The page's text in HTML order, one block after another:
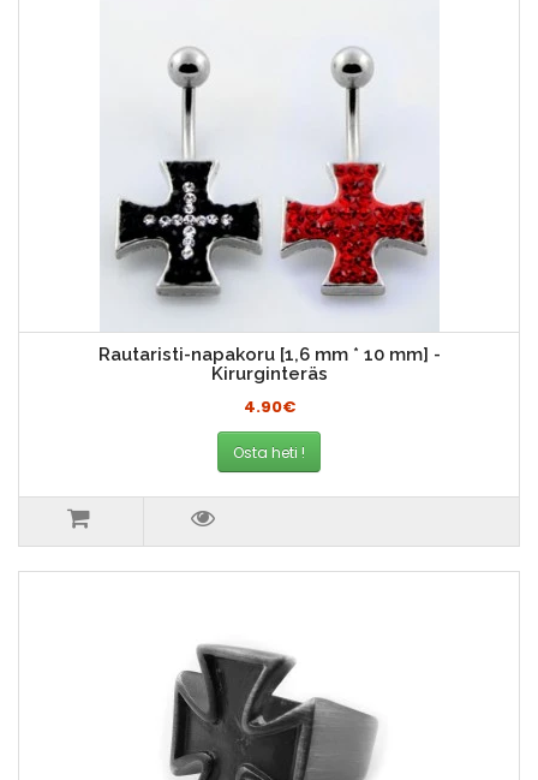
Rautaristi-napakoru [1,6 mm * 10 mm] -
Kirurginteräs
4.90€
Osta heti !